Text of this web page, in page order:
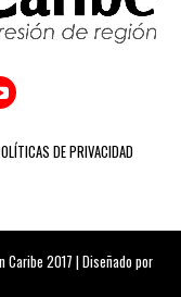
DE PRIVACIDAD
2017 | Diseñado por